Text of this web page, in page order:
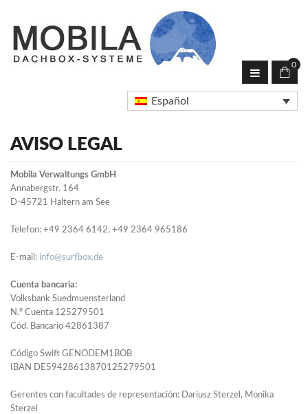
0
Español
AVISO LEGAL
Mobila Verwaltungs GmbH
Annabergstr. 164
D-45721 Haltern am See
Telefon: +49 2364 6142, +49 2364 965186
E-mail: info@surfbox.de
Cuenta bancaria:
Volksbank Suedmuensterland
N.º Cuenta 125279501
Cód. Bancario 42861387
Código Swift GENODEM1BOB
IBAN DE59428613870125279501
Gerentes con facultades de representación: Dariusz Sterzel, Monika
Sterzel